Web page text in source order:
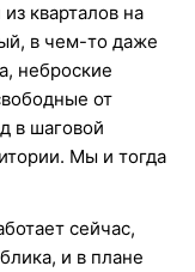
кварталов на
в чем-то даже
неброские
от
в шаговой
Мы и тогда
сейчас,
и в плане